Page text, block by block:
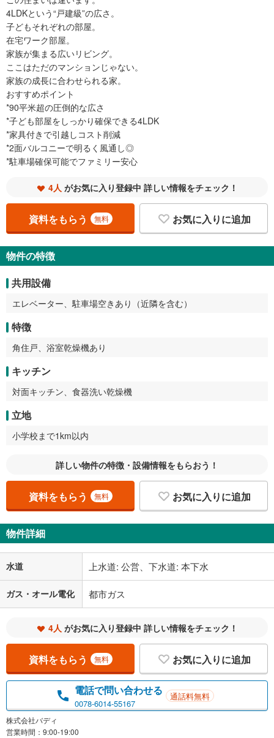
4LDKという“戸建級”の広さ。
子どもそれぞれの部屋。
在宅ワーク部屋。
家族が集まる広いリビング。
ここはただのマンションじゃない。
家族の成長に合わせられる家。
おすすめポイント
*90平米超の圧倒的な広さ
*子ども部屋をしっかり確保できる4LDK
*家具付きで引越しコスト削減
*2面バルコニーで明るく風通し◎
*駐車場確保可能でファミリー安心
4人 がお気に入り登録中 詳しい情報をチェック！
資料をもらう 無料 お気に入りに追加
物件の特徴
共用設備
エレベーター、駐車場空きあり（近隣を含む）
特徴
角住戸、浴室乾燥機あり
キッチン
対面キッチン、食器洗い乾燥機
立地
小学校まで1km以内
詳しい物件の特徴・設備情報をもらおう！
資料をもらう 無料 お気に入りに追加
物件詳細
水道 上水道: 公営、下水道: 本下水
ガス・オール電化 都市ガス
4人 がお気に入り登録中 詳しい情報をチェック！
資料をもらう 無料 お気に入りに追加
電話で問い合わせる
0078-6014-55167
通話料無料
株式会社バディ
営業時間：9:00-19:00